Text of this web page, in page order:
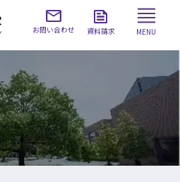
お問い合わせ 資料請求 MENU